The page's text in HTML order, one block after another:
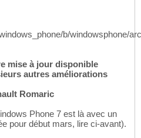
b/windowsphone/
mise à jour disponible
autres améliorations
Romaric
Phone 7 est là avec un
pour début mars, lire ci-avant).